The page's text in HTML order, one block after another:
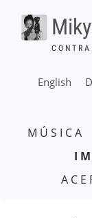
contenido
English
NAVEGACIÓN
PRINCIPAL
MÚSICA